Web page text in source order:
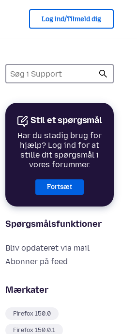
Log ind/Tilmeld dig
Stil et spørgsmål
Har du stadig brug for
hjælp? Log ind for at
stille dit spørgsmål i
vores forummer.
Fortsæt
Spørgsmålsfunktioner
Bliv opdateret via mail
Abonner på feed
Mærkater
Firefox 150.0
Firefox 150.0.1